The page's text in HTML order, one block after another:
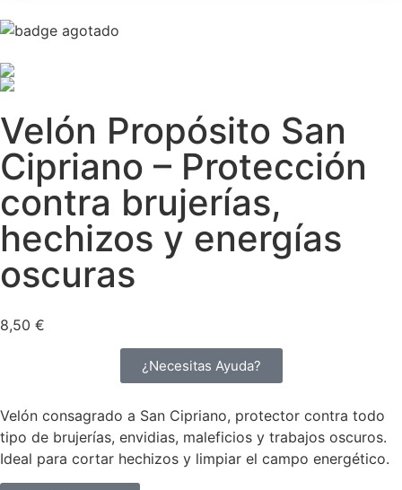
Velón Propósito San
Cipriano – Protección
contra brujerías,
hechizos y energías
oscuras
8,50 €
¿Necesitas Ayuda?
Velón consagrado a San Cipriano, protector contra todo
tipo de brujerías, envidias, maleficios y trabajos oscuros.
Ideal para cortar hechizos y limpiar el campo energético.